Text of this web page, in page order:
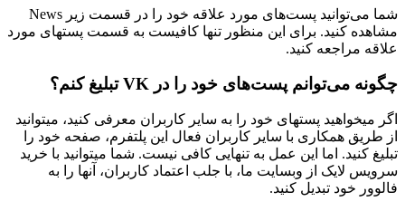
شما می‌توانید پست‌های مورد علاقه خود را در قسمت زیر News
مشاهده کنید. برای این منظور تنها کافیست به قسمت پستهای مورد
علاقه مراجعه کنید.
چگونه می‌توانم پست‌های خود را در VK تبلیغ کنم؟
اگر میخواهید پستهای خود را به سایر کاربران معرفی کنید، میتوانید
از طریق همکاری با سایر کاربران فعال این پلتفرم، صفحه خود را
تبلیغ کنید. اما این عمل به تنهایی کافی نیست. شما میتوانید با خرید
سرویس لایک از وبسایت ما، با جلب اعتماد کاربران، آنها را به
فالوور خود تبدیل کنید.